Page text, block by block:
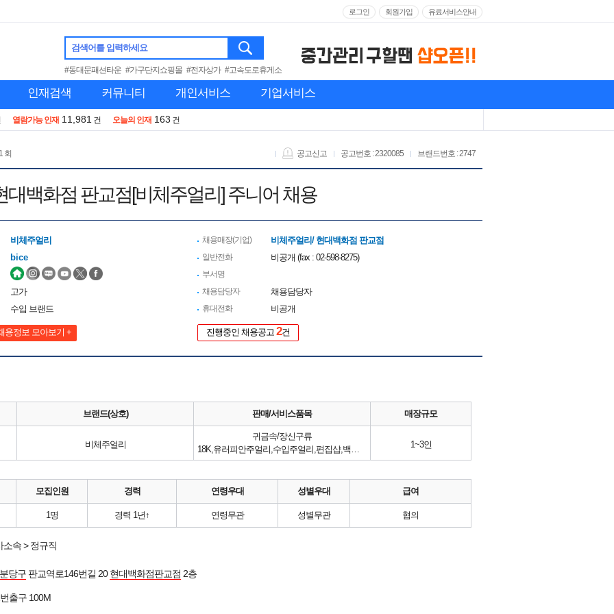
로그인 회원가입 유료서비스안내
검색어를 입력하세요
#동대문패션타운 #가구단지쇼핑몰 #전자상가 #고속도로휴게소
인재검색 커뮤니티 개인서비스 기업서비스
열람가능 인재 11,981 건 오늘의 인재 163 건
회 브랜드번호 : 2747
공고번호 : 2320085
공고신고
대백화점 판교점[비체주얼리] 주니어 채용
비체주얼리
bice
고가
수입 브랜드
용정보 모아보기 +
채용매장(기업) 비체주얼리/ 현대백화점 판교점
일반전화 비공개 (fax : 02-598-8275)
부서명
채용담당자
채용담당자
휴대전화 비공개
진행중인 채용공고 2건
브랜드(상호) 판매/서비스품목 매장규모
비체주얼리
귀금속/장신구류
18K,유러피안주얼리,수입주얼리,편집샵,백화점판매,악세사리,주얼리판매,14K
1~3인
모집인원 경력 연령우대 성별우대 급여
1명 경력 1년↑ 연령무관 성별무관 협의
소속 > 정규직
당구 판교역로146번길 20현대백화점판교점 2층
출구 100M